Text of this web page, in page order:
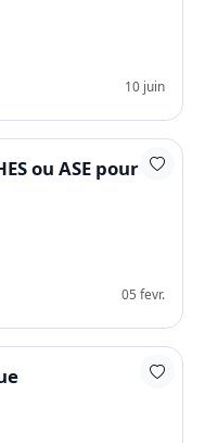
10 juin
ou ASE pour
05 fevr.